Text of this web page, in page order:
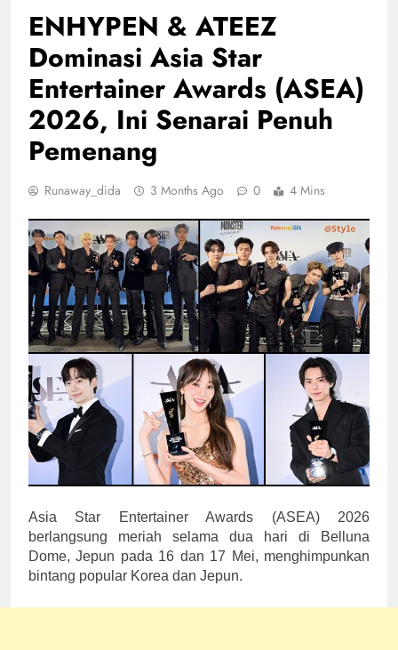
ENHYPEN & ATEEZ
Dominasi Asia Star
Entertainer Awards (ASEA)
2026, Ini Senarai Penuh
Pemenang
Runaway_dida 3 Months Ago 0 4 Mins
Asia Star Entertainer Awards (ASEA) 2026
berlangsung meriah selama dua hari di Belluna
Dome, Jepun pada 16 dan 17 Mei, menghimpunkan
bintang popular Korea dan Jepun.